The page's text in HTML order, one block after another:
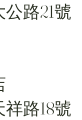
路21號
路18號